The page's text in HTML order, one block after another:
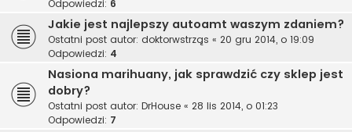
Odpowiedzi: 6
Jakie jest najlepszy autoamt waszym zdaniem?
Ostatni post autor: doktorwstrząs « 20 gru 2014, o 19:09
Odpowiedzi: 4
Nasiona marihuany, jak sprawdzić czy sklep jest
dobry?
Ostatni post autor: DrHouse « 28 lis 2014, o 01:23
Odpowiedzi: 7